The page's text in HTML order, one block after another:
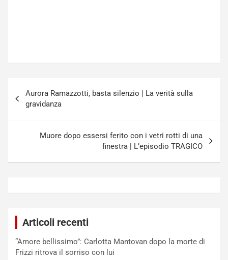
articoli
Aurora Ramazzotti, basta silenzio | La verità sulla
gravidanza
Muore dopo essersi ferito con i vetri rotti di una
finestra | L’episodio TRAGICO
Articoli recenti
“Amore bellissimo”: Carlotta Mantovan dopo la morte di
Frizzi ritrova il sorriso con lui